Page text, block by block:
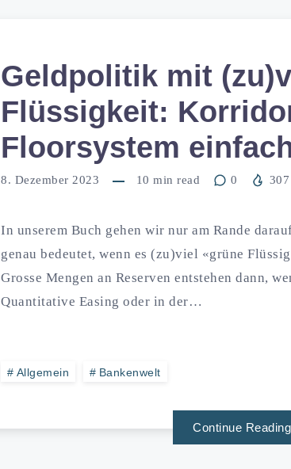
Geldpolitik mit
Flüssigkeit:
Floorsystem
8. Dezember 2023 10 min read 0 307
In unserem Buch gehen wir nur am Rande
genau bedeutet, wenn es (zu)viel «grüne
Grosse Mengen an Reserven entstehen dann,
Quantitative Easing oder in der…
Allgemein Bankenwelt
Continue Reading